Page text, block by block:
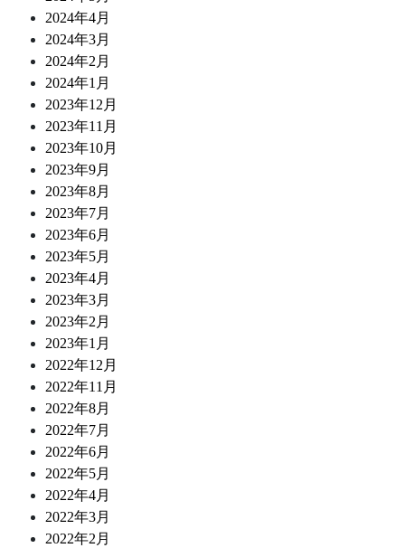
2024年4月
2024年3月
2024年2月
2024年1月
2023年12月
2023年11月
2023年10月
2023年9月
2023年8月
2023年7月
2023年6月
2023年5月
2023年4月
2023年3月
2023年2月
2023年1月
2022年12月
2022年11月
2022年8月
2022年7月
2022年6月
2022年5月
2022年4月
2022年3月
2022年2月